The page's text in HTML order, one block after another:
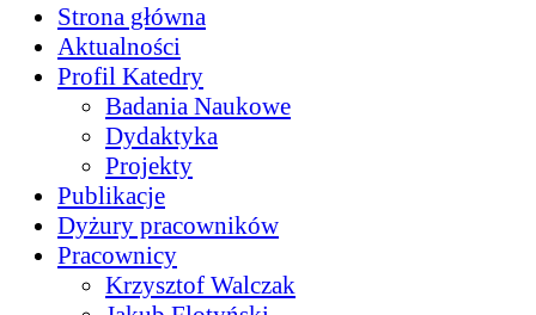
Strona główna
Aktualności
Profil Katedry
Badania Naukowe
Dydaktyka
Projekty
Publikacje
Dyżury pracowników
Pracownicy
Krzysztof Walczak